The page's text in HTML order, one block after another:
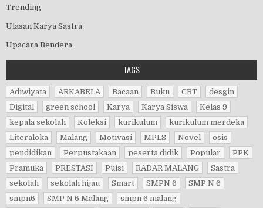
Trending
Ulasan Karya Sastra
Upacara Bendera
TAGS
Adiwiyata ARKABELA Bacaan Buku CBT
desgin
Digital
green school Karya Karya Siswa
Kelas 9
kepala sekolah
Koleksi kurikulum
kurikulum merdeka
Literaloka
Malang Motivasi MPLS Novel
osis
pendidikan
Perpustakaan peserta didik Popular
PPK
Pramuka
PRESTASI Puisi RADAR MALANG
Sastra
sekolah
sekolah hijau Smart SMPN 6
SMP N 6
smpn6
SMP N 6 Malang
smpn 6 malang